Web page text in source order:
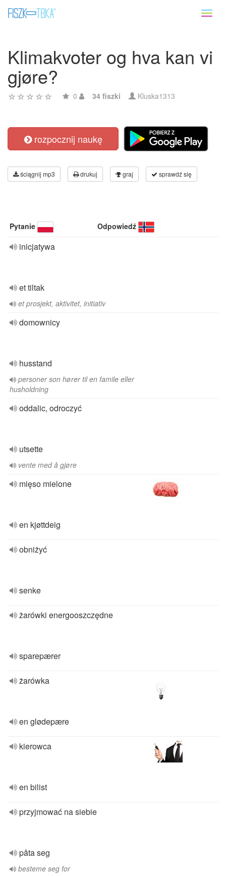
Klimakvoter og hva kan vi
gjøre?
0 34 fiszki Kluska1313
rozpocznij naukę
ściągnij mp3 drukuj graj sprawdź się
Pytanie Odpowiedź
inicjatywa
et tiltak
et prosjekt, aktivitet, initiativ
domownicy
husstand
personer son hører til en famile eller
husholdning
oddalic, odroczyć
utsette
vente med å gjøre
mięso mielone
en kjøttdeig
obniżyć
senke
żarówki energooszczędne
sparepærer
żarówka
en glødepære
kierowca
en bilist
przyjmować na siebie
påta seg
besteme seg for